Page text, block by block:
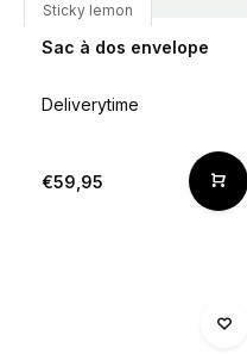
Sticky lemon
Sac à dos envelope
Deliverytime
€59,95